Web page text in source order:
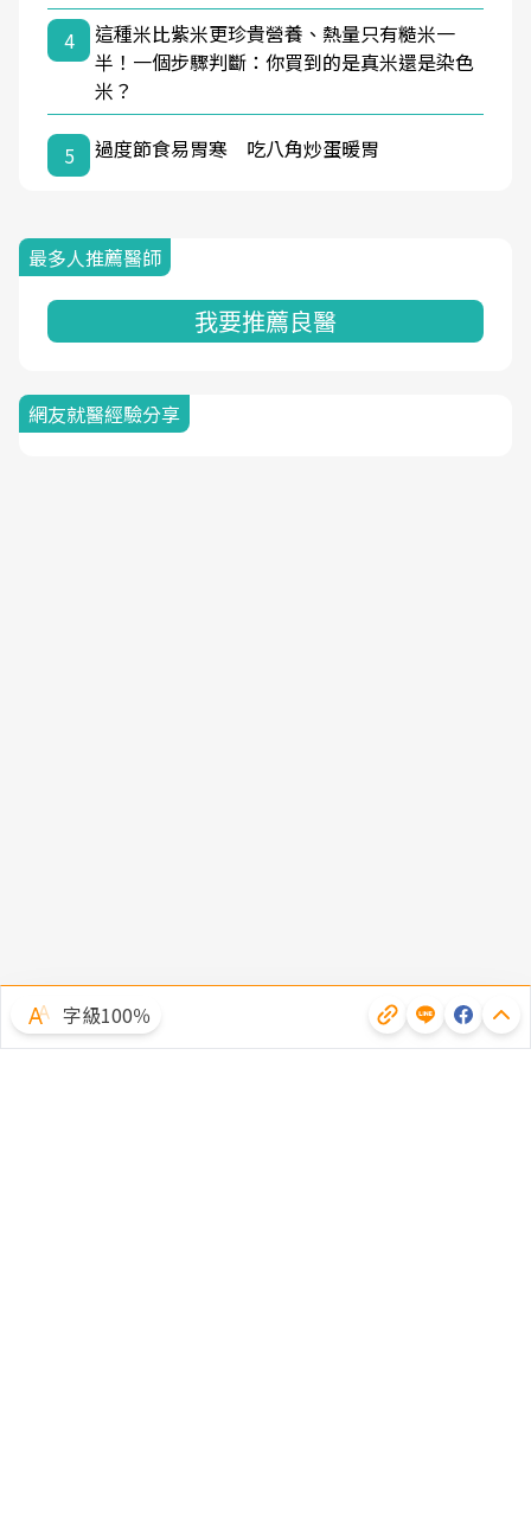
4
這種米比紫米更珍貴營養、熱量只有糙米一
半！一個步驟判斷：你買到的是真米還是染色
米？
5 過度節食易胃寒 吃八角炒蛋暖胃
最多人推薦醫師
我要推薦良醫
網友就醫經驗分享
字級100％